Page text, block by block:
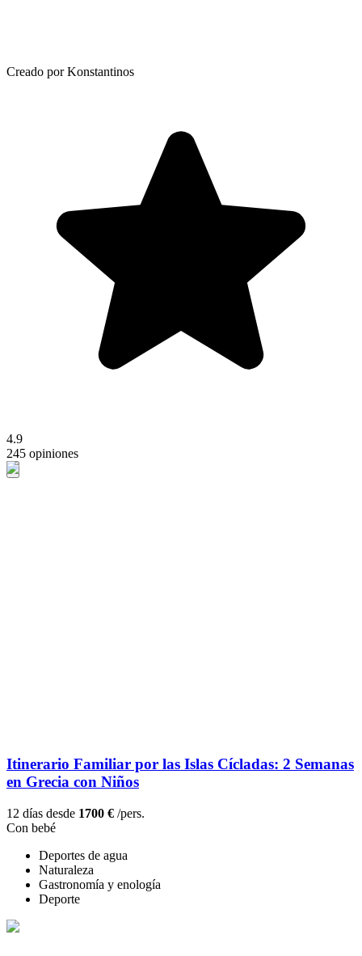
Creado por Konstantinos
4.9
245 opiniones
Itinerario Familiar por las Islas Cícladas: 2 Semanas
en Grecia con Niños
12 días desde 1700 € /pers.
Con bebé
Deportes de agua
Naturaleza
Gastronomía y enología
Deporte